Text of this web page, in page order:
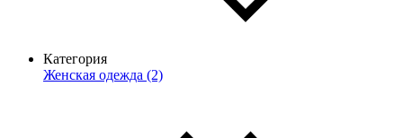
Категория
Женская одежда (2)